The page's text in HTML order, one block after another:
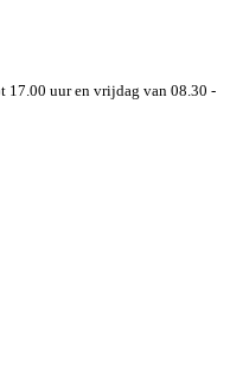
17.00 uur en vrijdag van 08.30 -